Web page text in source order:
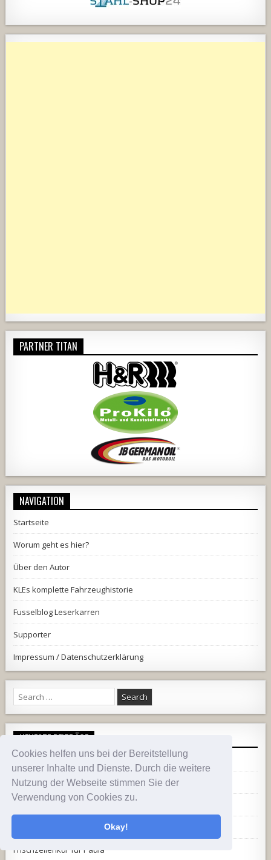
Cookies helfen uns bei der Bereitstellung
unserer Inhalte und Dienste. Durch die weitere
Nutzung der Webseite stimmen Sie der
Verwendung von Cookies zu.
Okay!
PARTNER TITAN
NAVIGATION
Startseite
Worum geht es hier?
Über den Autor
KLEs komplette Fahrzeughistorie
Fusselblog Leserkarren
Supporter
Impressum / Datenschutzerklärung
Search
for:
NEUESTE BEITRÄGE
Support aus der Hölle
Warum erst jetzt?
Sicher ist sicher
Roadtripp mit Hindernissen
Frischzellenkur für Paula